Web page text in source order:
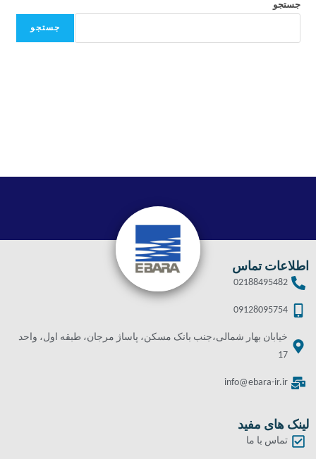
جستجو
جستجو
اطلاعات تماس
02188495482
09128095754
خیابان بهار شمالی،جنب بانک مسکن، پاساژ مرجان، طبقه اول، واحد
17
info@ebara-ir.ir
لینک های مفید
تماس با ما